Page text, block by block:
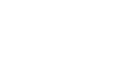
Copyright ©